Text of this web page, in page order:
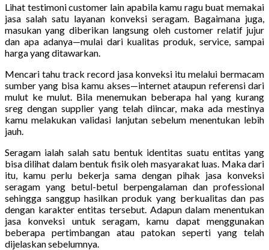
Lihat testimoni customer lain apabila kamu ragu buat memakai
jasa salah satu layanan konveksi seragam. Bagaimana juga,
masukan yang diberikan langsung oleh customer relatif jujur
dan apa adanya—mulai dari kualitas produk, service, sampai
harga yang ditawarkan.
Mencari tahu track record jasa konveksi itu melalui bermacam
sumber yang bisa kamu akses—internet ataupun referensi dari
mulut ke mulut. Bila menemukan beberapa hal yang kurang
sreg dengan supplier yang telah diincar, maka ada mestinya
kamu melakukan validasi lanjutan sebelum menentukan lebih
jauh.
Seragam ialah salah satu bentuk identitas suatu entitas yang
bisa dilihat dalam bentuk fisik oleh masyarakat luas. Maka dari
itu, kamu perlu bekerja sama dengan pihak jasa konveksi
seragam yang betul-betul berpengalaman dan professional
sehingga sanggup hasilkan produk yang berkualitas dan pas
dengan karakter entitas tersebut. Adapun dalam menentukan
jasa konveksi untuk seragam, kamu dapat menggunakan
beberapa pertimbangan atau patokan seperti yang telah
dijelaskan sebelumnya.